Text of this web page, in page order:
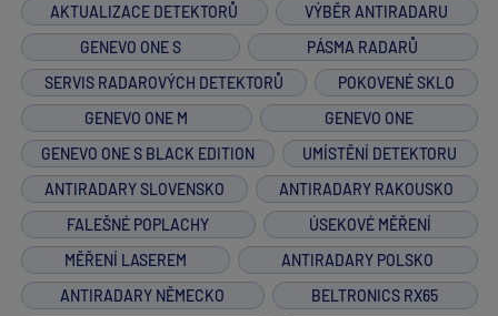
AKTUALIZACE DETEKTORŮ
VÝBĚR ANTIRADARU
GENEVO ONE S
PÁSMA RADARŮ
SERVIS RADAROVÝCH DETEKTORŮ
POKOVENÉ SKLO
GENEVO ONE M
GENEVO ONE
GENEVO ONE S BLACK EDITION
UMÍSTĚNÍ DETEKTORU
ANTIRADARY SLOVENSKO
ANTIRADARY RAKOUSKO
FALEŠNÉ POPLACHY
ÚSEKOVÉ MĚŘENÍ
MĚŘENÍ LASEREM
ANTIRADARY POLSKO
ANTIRADARY NĚMECKO
BELTRONICS RX65